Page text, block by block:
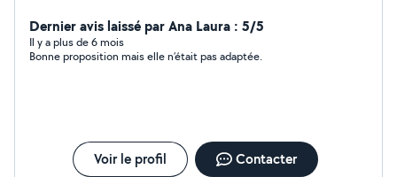
Dernier avis laissé par Ana Laura : 5/5
Il y a plus de 6 mois
Bonne proposition mais elle n’était pas adaptée.
Voir le profil Contacter